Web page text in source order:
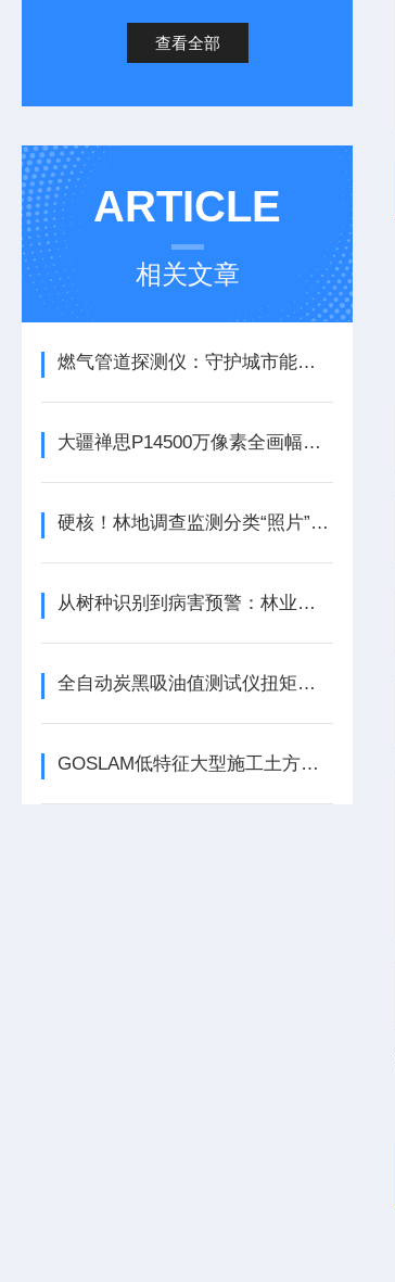
查看全部
ARTICLE
相关文章
燃气管道探测仪：守护城市能源动脉的“黑科技”
大疆禅思P14500万像素全画幅相机
硬核！林地调查监测分类“照片”这样拍！
从树种识别到病害预警：林业高光谱相机的应用与操作指南
全自动炭黑吸油值测试仪扭矩闭环测控系统设计与标定方法研究
GOSLAM低特征大型施工土方三维扫描仪